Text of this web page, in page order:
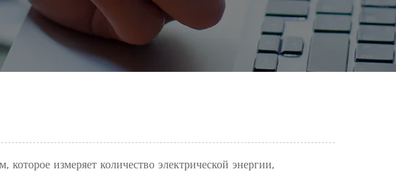
которое измеряет количество электрической энергии,